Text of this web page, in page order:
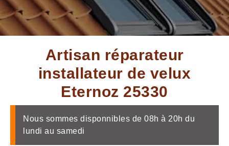
Artisan réparateur
installateur de velux
Eternoz 25330
Nous sommes disponnibles de 08h à 20h du
lundi au samedi